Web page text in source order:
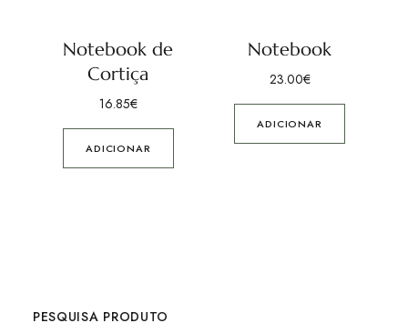
Notebook de
Cortiça
16.85€
ADICIONAR
Notebook
23.00€
ADICIONAR
PESQUISA PRODUTO